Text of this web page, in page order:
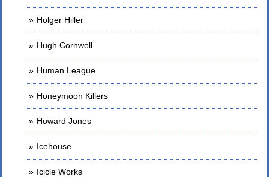
Holger Hiller
Hugh Cornwell
Human League
Honeymoon Killers
Howard Jones
Icehouse
Icicle Works